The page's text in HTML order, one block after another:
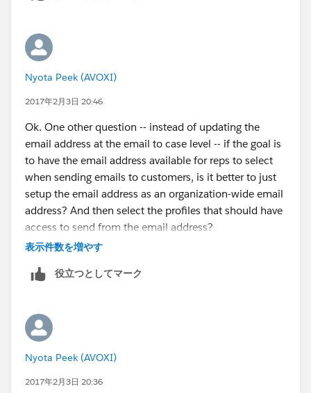
Nyota Peek (AVOXI)
2017年2月3日 20:46
Ok. One other question -- instead of updating the
email address at the email to case level -- if the goal is
to have the email address available for reps to select
when sending emails to customers, is it better to just
setup the email address as an organization-wide email
address? And then select the profiles that should have
access to send from the email address?
表示件数を増やす
役立つとしてマーク
Nyota Peek (AVOXI)
2017年2月3日 20:36